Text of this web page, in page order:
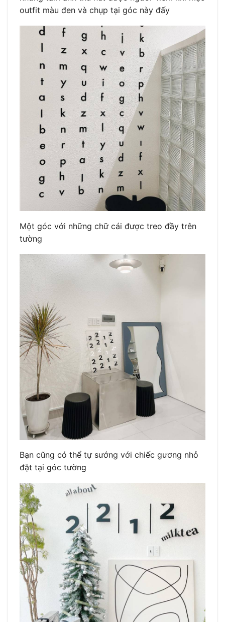
outfit màu đen và chụp tại góc này đấy
Một góc với những chữ cái được treo đầy trên
tường
Bạn cũng có thể tự sướng với chiếc gương nhỏ
đặt tại góc tường